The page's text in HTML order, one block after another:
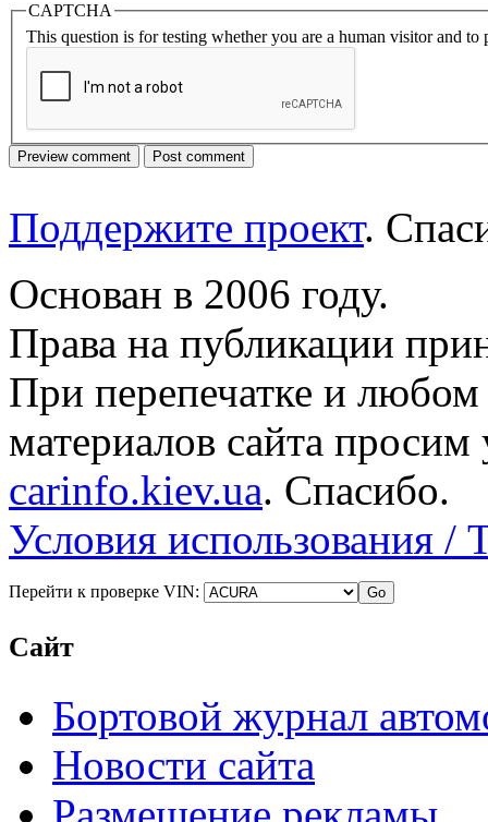
CAPTCHA
This question is for testing whether you are a human visitor and to
Поддержите проект.
Основан в 2006 году.
Права на публикации
При перепечатке и
материалов сайта просим
carinfo.kiev.ua. Спасибо.
Условия использования /
Перейти к проверке VIN:
Сайт
Бортовой журнал
Новости сайта